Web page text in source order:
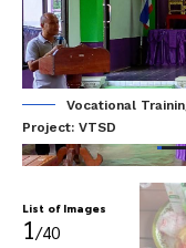
Vocational
Project: VTSD
List of Images
1/40